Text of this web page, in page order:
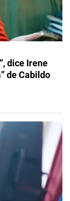
dice Irene
de Cabildo